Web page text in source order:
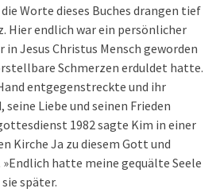
Worte dieses Buches drangen tief
Hier endlich war ein persönlicher
Jesus Christus Mensch geworden
Schmerzen erduldet hatte.
entgegenstreckte und ihr
seine Liebe und seinen Frieden
1982 sagte Kim in einer
Kirche Ja zu diesem Gott und
hatte meine gequälte Seele
später.